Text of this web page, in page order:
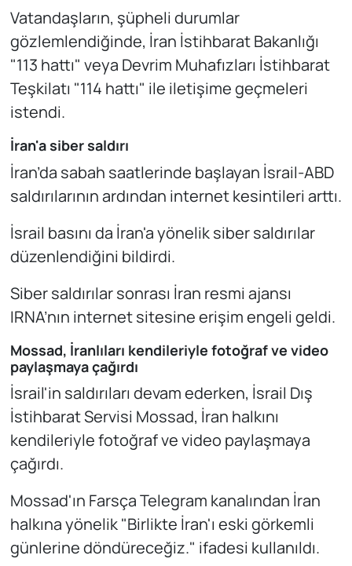
Vatandaşların, şüpheli durumlar
gözlemlendiğinde, İran İstihbarat Bakanlığı
"113 hattı" veya Devrim Muhafızları İstihbarat
Teşkilatı "114 hattı" ile iletişime geçmeleri
istendi.
İran'a siber saldırı
İran’da sabah saatlerinde başlayan İsrail-ABD
saldırılarının ardından internet kesintileri arttı.
İsrail basını da İran'a yönelik siber saldırılar
düzenlendiğini bildirdi.
Siber saldırılar sonrası İran resmi ajansı
IRNA’nın internet sitesine erişim engeli geldi.
Mossad, İranlıları kendileriyle fotoğraf ve video
paylaşmaya çağırdı
İsrail'in saldırıları devam ederken, İsrail Dış
İstihbarat Servisi Mossad, İran halkını
kendileriyle fotoğraf ve video paylaşmaya
çağırdı.
Mossad'ın Farsça Telegram kanalından İran
halkına yönelik "Birlikte İran'ı eski görkemli
günlerine döndüreceğiz." ifadesi kullanıldı.